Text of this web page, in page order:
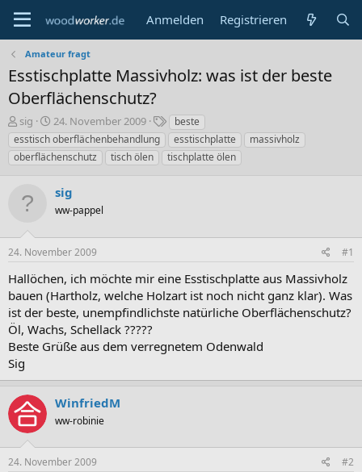
Anmelden Registrieren
Amateur fragt
Esstischplatte Massivholz: was ist der beste
Oberflächenschutz?
E
r
s
t
r
sig
E
r
s
t
a
m
24. November 2009
S
c
h
l
r
beste
esstisch oberflächenbehandlung
esstischplatte
massivholz
oberflächenschutz
tisch ölen tischplatte ölen
sig
ww-pappel
24. November 2009 #1
Hallöchen, ich möchte mir eine Esstischplatte aus Massivholz
bauen (Hartholz, welche Holzart ist noch nicht ganz klar). Was
ist der beste, unempfindlichste natürliche Oberflächenschutz?
Öl, Wachs, Schellack ?????
Beste Grüße aus dem verregnetem Odenwald
Sig
WinfriedM
ww-robinie
24. November 2009 #2